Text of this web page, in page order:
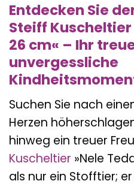
Entdecken Sie
Steiff
26 cm« – Ihr
unvergessliche
Suchen Sie nach
Herzen
hinweg ein treuer
Kuscheltier »Nele
als nur ein Stofftier;